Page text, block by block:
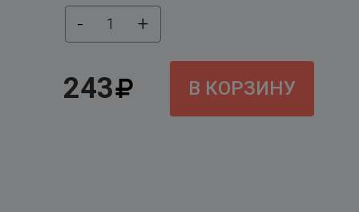
- 1 +
243 В КОРЗИНУ